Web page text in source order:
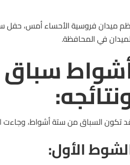
ميدانفروسية
في المحافظة.
تكون السباق من ستة أشواط، وجاءت
الأول: